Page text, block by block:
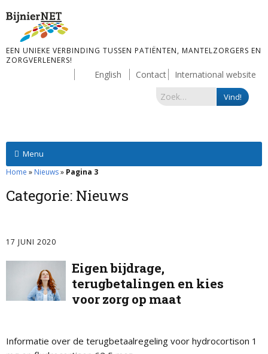
EEN UNIEKE VERBINDING TUSSEN PATIËNTEN, MANTELZORGERS EN
ZORGVERLENERS!
English Contact International website
Menu
Home » Nieuws» Pagina 3
Categorie: Nieuws
17 JUNI 2020
Eigen bijdrage,
terugbetalingen en kies
voor zorg op maat
Informatie over de terugbetaalregeling voor hydrocortison 1